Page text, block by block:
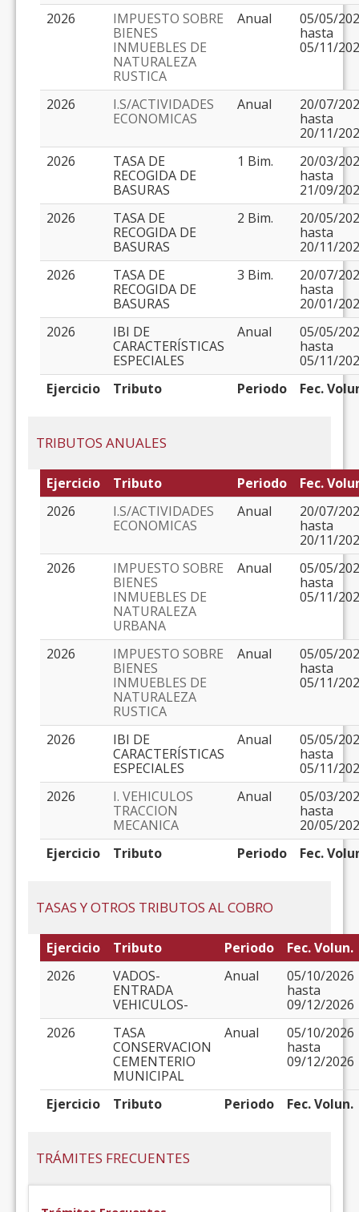
2026
IMPUESTO SOBRE
BIENES
INMUEBLES DE
NATURALEZA
RUSTICA
Anual
05/05/
hasta
05/11/
2026
I.S/ACTIVIDADES
ECONOMICAS
Anual
20/07/
hasta
20/11/
2026
TASA DE
RECOGIDA DE
BASURAS
1 Bim.
20/03/
hasta
21/09/
2026
TASA DE
RECOGIDA DE
BASURAS
2 Bim.
20/05/
hasta
20/11/
2026
TASA DE
RECOGIDA DE
BASURAS
3 Bim.
20/07/
hasta
20/01/
2026
IBI DE
CARACTERÍSTICAS
ESPECIALES
Anual
05/05/
hasta
05/11/
Ejercicio
Tributo Periodo Fec.
TRIBUTOS ANUALES
Ejercicio Tributo Periodo
Fec.
2026
I.S/ACTIVIDADES
ECONOMICAS
Anual
20/07/
hasta
20/11/
2026
IMPUESTO SOBRE
BIENES
INMUEBLES DE
NATURALEZA
URBANA
Anual
05/05/
hasta
05/11/
2026
IMPUESTO SOBRE
BIENES
INMUEBLES DE
NATURALEZA
RUSTICA
Anual
05/05/
hasta
05/11/
2026
IBI DE
CARACTERÍSTICAS
ESPECIALES
Anual
05/05/
hasta
05/11/
2026
I. VEHICULOS
TRACCION
MECANICA
Anual
05/03/
hasta
20/05/
Ejercicio
Tributo Periodo Fec.
TASAS Y OTROS TRIBUTOS AL COBRO
Ejercicio Tributo Periodo
Fec. Volun.
2026
VADOS-
ENTRADA
VEHICULOS-
Anual
05/10/2026
hasta
09/12/2026
2026
TASA
CONSERVACION
CEMENTERIO
MUNICIPAL
Anual
05/10/2026
hasta
09/12/2026
Ejercicio Tributo Periodo Fec. Volun.
TRÁMITES FRECUENTES